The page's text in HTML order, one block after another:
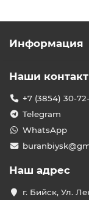
Информация
Наши
+7 (3854) 30-
Telegram
WhatsApp
Наш адрес
г. Бийск, Ул.